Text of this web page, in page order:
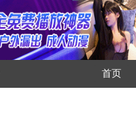
首页